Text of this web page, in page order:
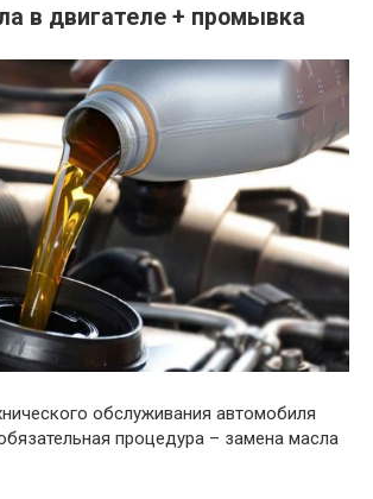
в двигателе + промывка
обслуживания автомобиля
процедура – замена масла